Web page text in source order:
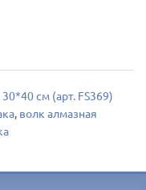
см (арт. FS369)
, волк алмазная